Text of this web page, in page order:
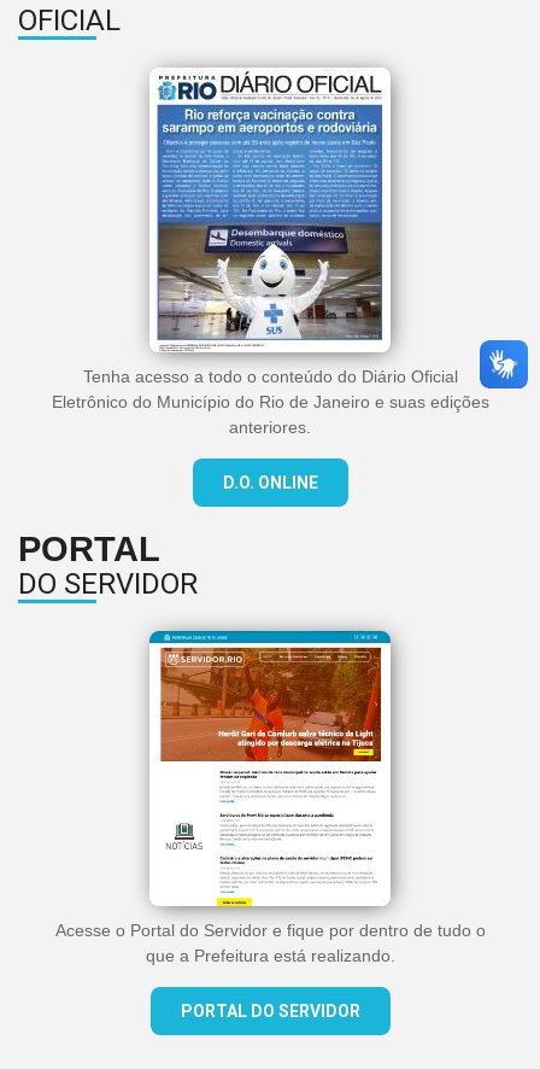
OFICIAL
Tenha acesso a todo o conteúdo do Diário Oficial
Eletrônico do Município do Rio de Janeiro e suas edições
anteriores.
D.O. ONLINE
PORTAL
DO SERVIDOR
Acesse o Portal do Servidor e fique por dentro de tudo o
que a Prefeitura está realizando.
PORTAL DO SERVIDOR